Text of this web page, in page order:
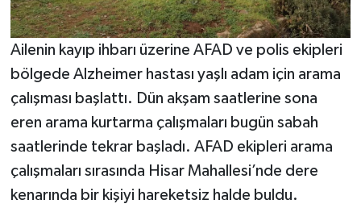
Ailenin kayıp ihbarı üzerine AFAD ve polis ekipleri
bölgede Alzheimer hastası yaşlı adam için arama
çalışması başlattı. Dün akşam saatlerine sona
eren arama kurtarma çalışmaları bugün sabah
saatlerinde tekrar başladı. AFAD ekipleri arama
çalışmaları sırasında Hisar Mahallesi’nde dere
kenarında bir kişiyi hareketsiz halde buldu.